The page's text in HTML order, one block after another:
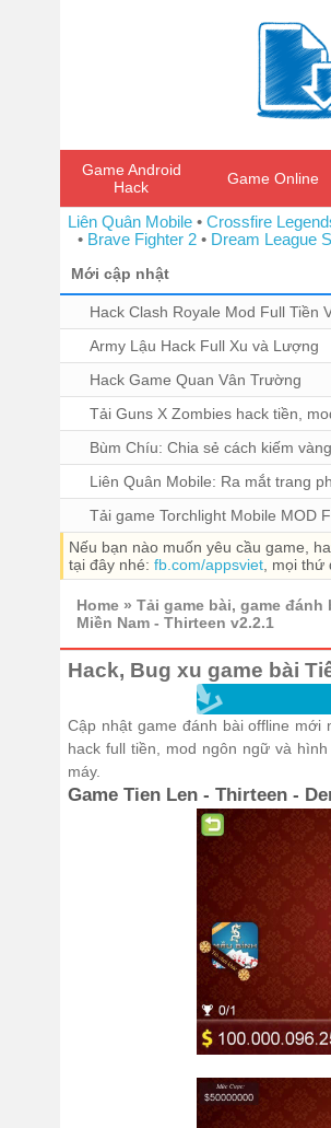
Game Android
Hack
Game Online
Liên Quân Mobile• Crossfire
• Brave Fighter 2• Dream League
Mới cập nhật
Hack Clash Royale Mod Full Tiền
Army Lậu Hack Full Xu và Lượng
Hack Game Quan Vân Trường
Tải Guns X Zombies hack tiền,
Bùm Chíu: Chia sẻ cách kiếm
Liên Quân Mobile: Ra mắt trang
Tải game Torchlight Mobile MOD
Nếu bạn nào muốn yêu cầu game,
tại đây nhé: fb.com/appsviet , mọi
Home » Tải game bài, game
Miền Nam - Thirteen v2.2.1
Hack, Bug xu game bài
Cập nhật game đánh bài offline
hack full tiền, mod ngôn ngữ và
máy.
Game Tien Len - Thirteen -